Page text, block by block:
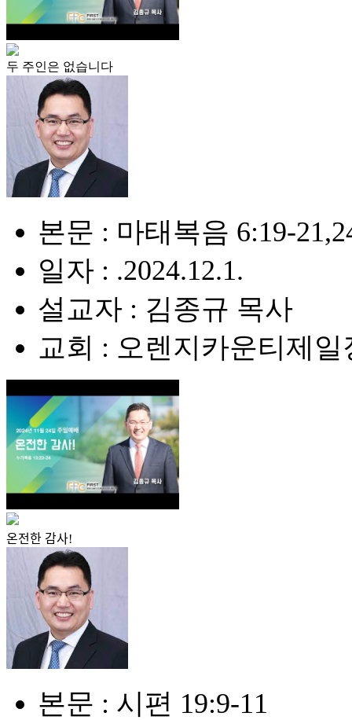
두 주인은 없습니다
본문 : 마태복음 6:19-
일자 : .2024.12.1.
설교자 : 김종규 목사
교회 : 오렌지카운티제일
온전한 감사!
본문 : 시편 19:9-11